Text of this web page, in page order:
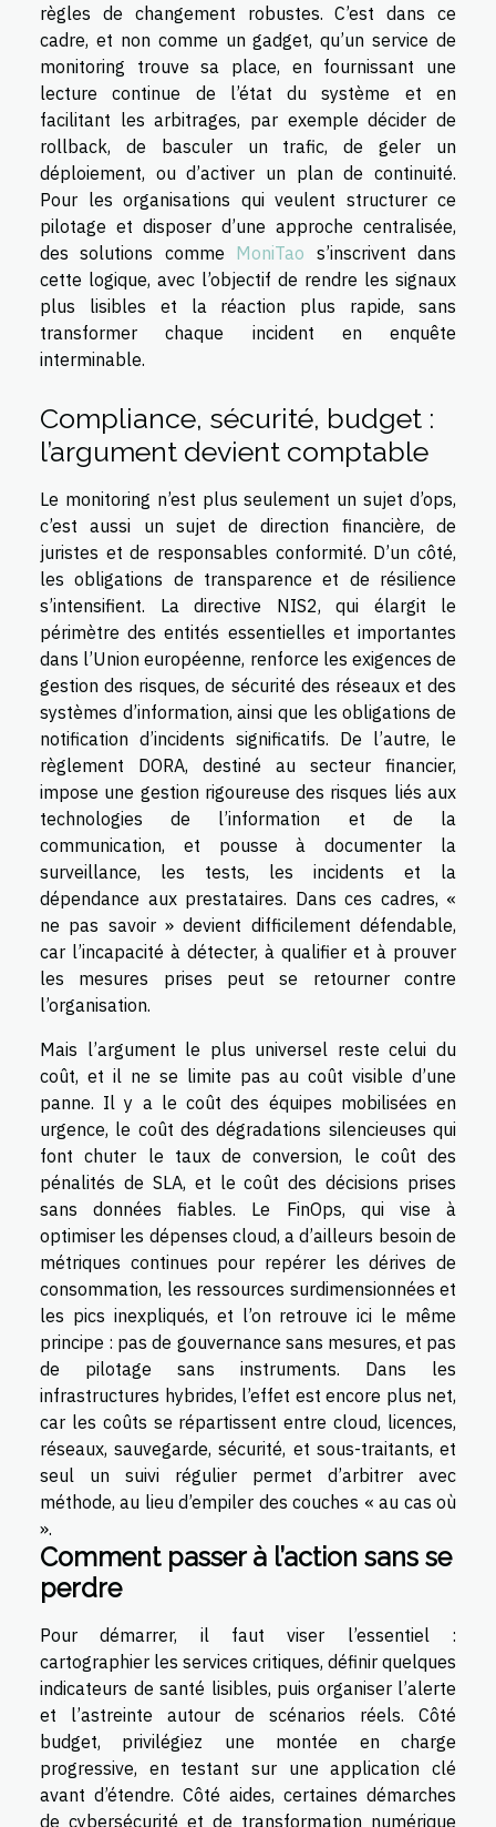
règles de changement robustes. C’est dans ce
cadre, et non comme un gadget, qu’un service de
monitoring trouve sa place, en fournissant une
lecture continue de l’état du système et en
facilitant les arbitrages, par exemple décider de
rollback, de basculer un trafic, de geler un
déploiement, ou d’activer un plan de continuité.
Pour les organisations qui veulent structurer ce
pilotage et disposer d’une approche centralisée,
des solutions comme MoniTao s’inscrivent dans
cette logique, avec l’objectif de rendre les signaux
plus lisibles et la réaction plus rapide, sans
transformer chaque incident en enquête
interminable.
Compliance, sécurité, budget :
l’argument devient comptable
Le monitoring n’est plus seulement un sujet d’ops,
c’est aussi un sujet de direction financière, de
juristes et de responsables conformité. D’un côté,
les obligations de transparence et de résilience
s’intensifient. La directive NIS2, qui élargit le
périmètre des entités essentielles et importantes
dans l’Union européenne, renforce les exigences de
gestion des risques, de sécurité des réseaux et des
systèmes d’information, ainsi que les obligations de
notification d’incidents significatifs. De l’autre, le
règlement DORA, destiné au secteur financier,
impose une gestion rigoureuse des risques liés aux
technologies de l’information et de la
communication, et pousse à documenter la
surveillance, les tests, les incidents et la
dépendance aux prestataires. Dans ces cadres, «
ne pas savoir » devient difficilement défendable,
car l’incapacité à détecter, à qualifier et à prouver
les mesures prises peut se retourner contre
l’organisation.
Mais l’argument le plus universel reste celui du
coût, et il ne se limite pas au coût visible d’une
panne. Il y a le coût des équipes mobilisées en
urgence, le coût des dégradations silencieuses qui
font chuter le taux de conversion, le coût des
pénalités de SLA, et le coût des décisions prises
sans données fiables. Le FinOps, qui vise à
optimiser les dépenses cloud, a d’ailleurs besoin de
métriques continues pour repérer les dérives de
consommation, les ressources surdimensionnées et
les pics inexpliqués, et l’on retrouve ici le même
principe : pas de gouvernance sans mesures, et pas
de pilotage sans instruments. Dans les
infrastructures hybrides, l’effet est encore plus net,
car les coûts se répartissent entre cloud, licences,
réseaux, sauvegarde, sécurité, et sous-traitants, et
seul un suivi régulier permet d’arbitrer avec
méthode, au lieu d’empiler des couches « au cas où
».
Comment passer à l’action sans se
perdre
Pour démarrer, il faut viser l’essentiel :
cartographier les services critiques, définir quelques
indicateurs de santé lisibles, puis organiser l’alerte
et l’astreinte autour de scénarios réels. Côté
budget, privilégiez une montée en charge
progressive, en testant sur une application clé
avant d’étendre. Côté aides, certaines démarches
de cybersécurité et de transformation numérique